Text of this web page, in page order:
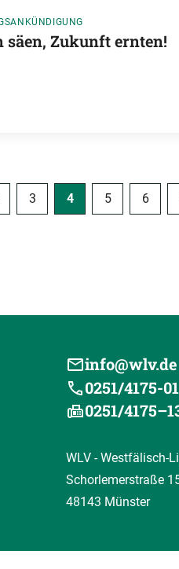
säen, Zukunft ernten!
3 4 5 6
info@wlv.de
0251/4175-01
0251/
WLV - Westfälisch-
Schorlemerstraße
48143 Münster